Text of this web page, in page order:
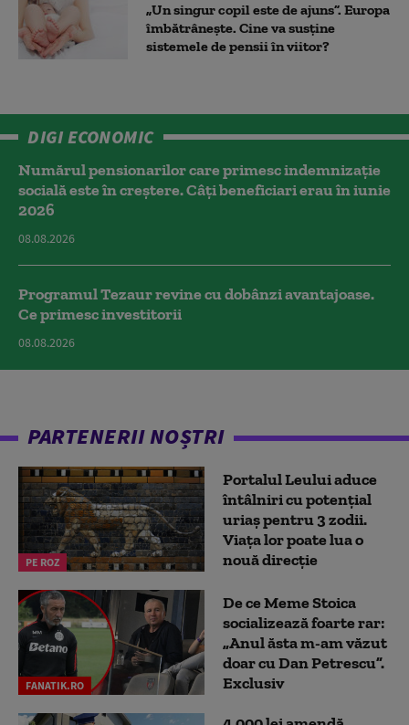
„Un singur copil este de ajuns”. Europa
îmbătrânește. Cine va susține
sistemele de pensii în viitor?
DIGI ECONOMIC
Numărul pensionarilor care primesc indemnizaţie
socială este în creștere. Câți beneficiari erau în iunie
2026
08.08.2026
Programul Tezaur revine cu dobânzi avantajoase.
Ce primesc investitorii
08.08.2026
PARTENERII NOȘTRI
PE ROZ
Portalul Leului aduce
întâlniri cu potențial
uriaș pentru 3 zodii.
Viața lor poate lua o
nouă direcție
FANATIK.RO
De ce Meme Stoica
socializează foarte rar:
„Anul ăsta m-am văzut
doar cu Dan Petrescu”.
Exclusiv